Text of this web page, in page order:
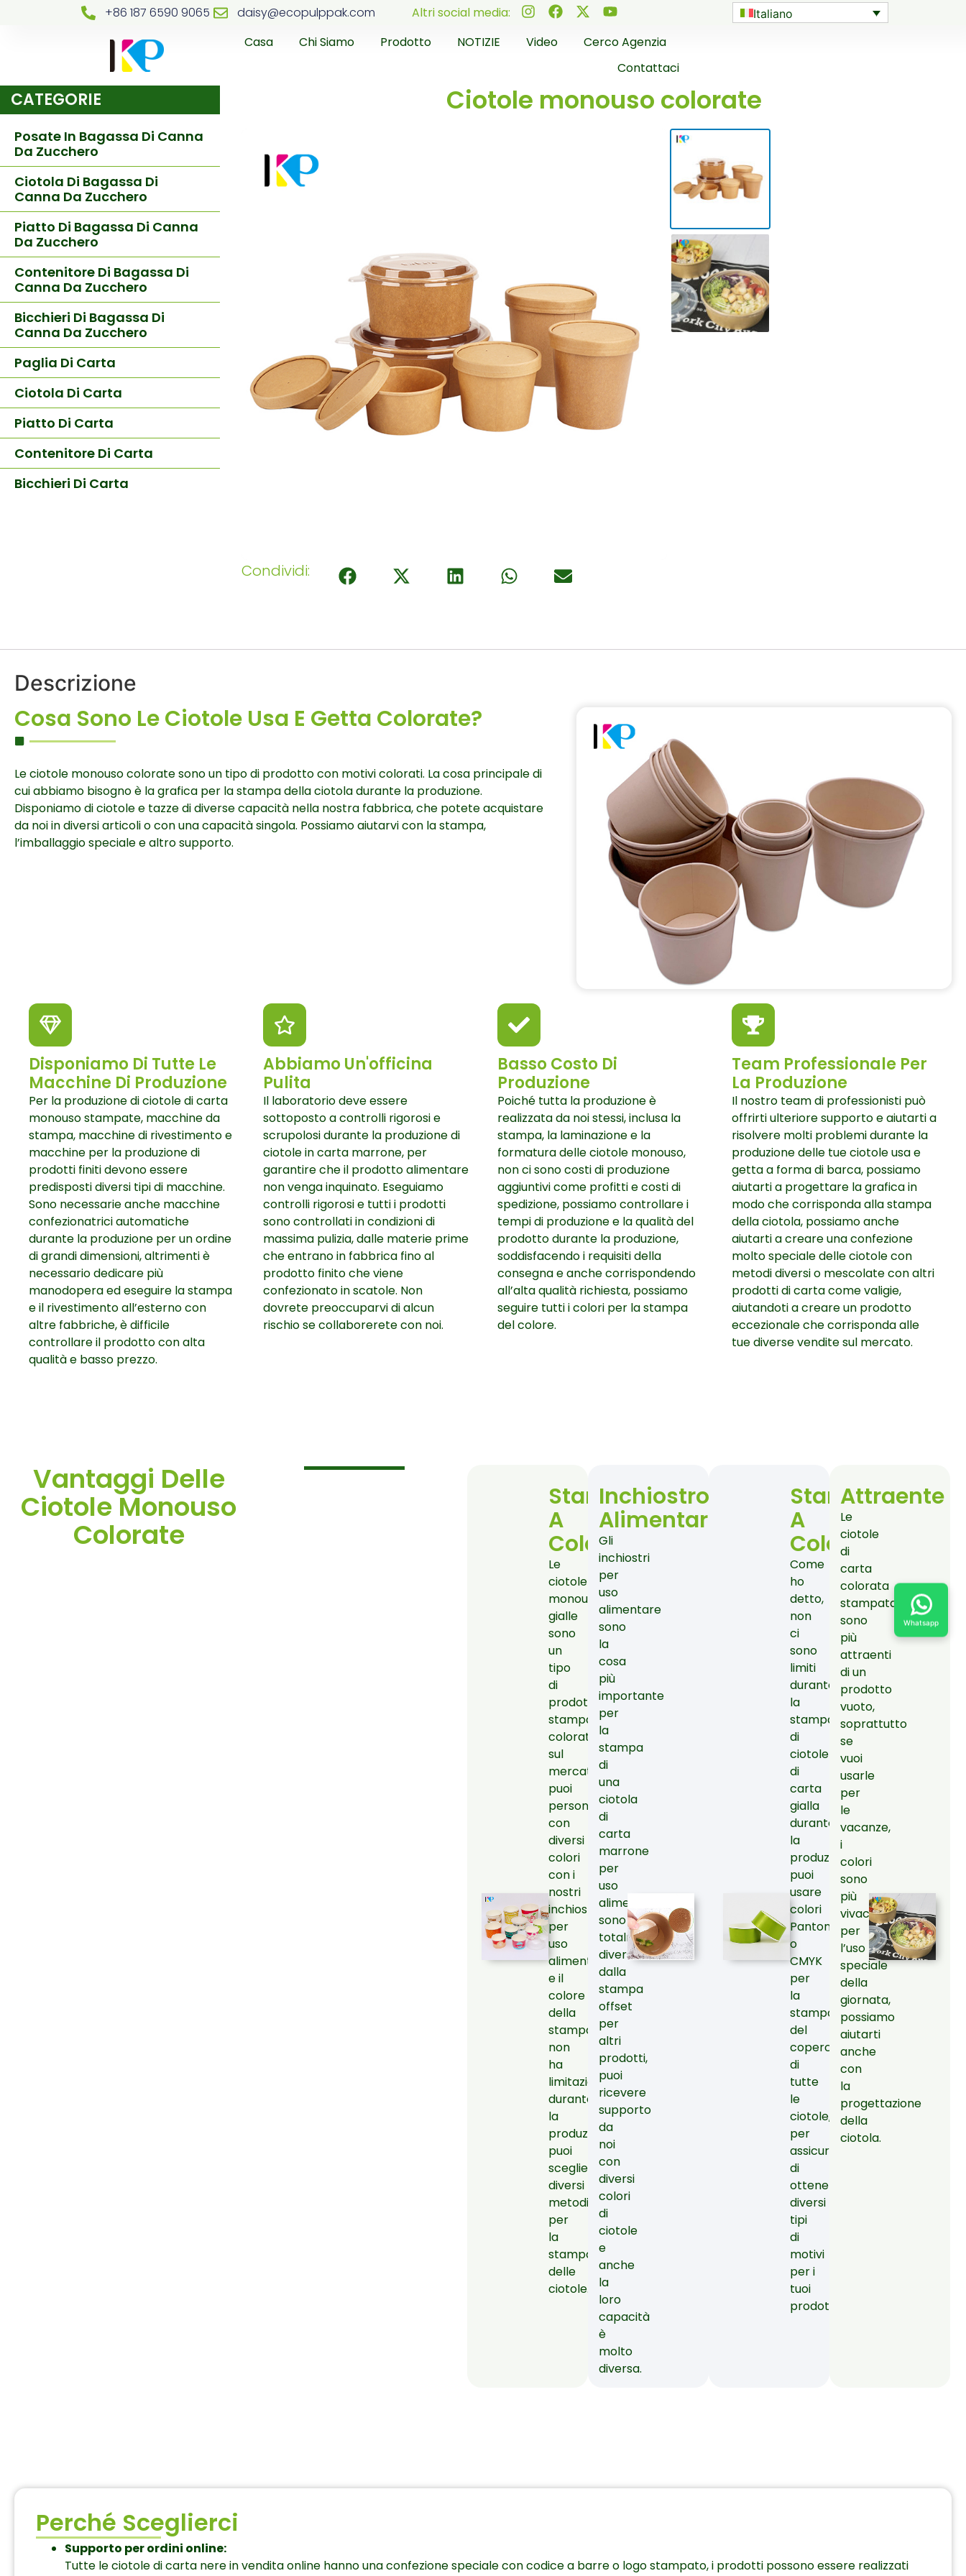
+86 187 6590 9065 daisy@ecopulppak.com Altri social media: Italiano
Casa Chi Siamo Prodotto NOTIZIE Video
Cerco Agenzia
Contattaci
CATEGORIE
Posate In Bagassa Di Canna
Da Zucchero
Ciotola Di Bagassa Di
Canna Da Zucchero
Piatto Di Bagassa Di Canna
Da Zucchero
Contenitore Di Bagassa Di
Canna Da Zucchero
Bicchieri Di Bagassa Di
Canna Da Zucchero
Paglia Di Carta
Ciotola Di Carta
Piatto Di Carta
Contenitore Di Carta
Bicchieri Di Carta
Ciotole monouso colorate
Condividi:
Descrizione
Cosa Sono Le Ciotole Usa E Getta Colorate?
Le ciotole monouso colorate sono un tipo di prodotto con motivi colorati. La cosa principale di
cui abbiamo bisogno è la grafica per la stampa della ciotola durante la produzione.
Disponiamo di ciotole e tazze di diverse capacità nella nostra fabbrica, che potete acquistare
da noi in diversi articoli o con una capacità singola. Possiamo aiutarvi con la stampa,
l’imballaggio speciale e altro supporto.
Disponiamo Di Tutte Le
Macchine Di Produzione
Per la produzione di ciotole di carta
monouso stampate, macchine da
stampa, macchine di rivestimento e
macchine per la produzione di
prodotti finiti devono essere
predisposti diversi tipi di macchine.
Sono necessarie anche macchine
confezionatrici automatiche
durante la produzione per un ordine
di grandi dimensioni, altrimenti è
necessario dedicare più
manodopera ed eseguire la stampa
e il rivestimento all’esterno con
altre fabbriche, è difficile
controllare il prodotto con alta
qualità e basso prezzo.
Abbiamo Un'officina
Pulita
Il laboratorio deve essere
sottoposto a controlli rigorosi e
scrupolosi durante la produzione di
ciotole in carta marrone, per
garantire che il prodotto alimentare
non venga inquinato. Eseguiamo
controlli rigorosi e tutti i prodotti
sono controllati in condizioni di
massima pulizia, dalle materie prime
che entrano in fabbrica fino al
prodotto finito che viene
confezionato in scatole. Non
dovrete preoccuparvi di alcun
rischio se collaborerete con noi.
Basso Costo Di
Produzione
Poiché tutta la produzione è
realizzata da noi stessi, inclusa la
stampa, la laminazione e la
formatura delle ciotole monouso,
non ci sono costi di produzione
aggiuntivi come profitti e costi di
spedizione, possiamo controllare i
tempi di produzione e la qualità del
prodotto durante la produzione,
soddisfacendo i requisiti della
consegna e anche corrispondendo
all’alta qualità richiesta, possiamo
seguire tutti i colori per la stampa
del colore.
Team Professionale Per
La Produzione
Il nostro team di professionisti può
offrirti ulteriore supporto e aiutarti a
risolvere molti problemi durante la
produzione delle tue ciotole usa e
getta a forma di barca, possiamo
aiutarti a progettare la grafica in
modo che corrisponda alla stampa
della ciotola, possiamo anche
aiutarti a creare una confezione
molto speciale delle ciotole con
metodi diversi o mescolate con altri
prodotti di carta come valigie,
aiutandoti a creare un prodotto
eccezionale che corrisponda alle
tue diverse vendite sul mercato.
Vantaggi Delle
Ciotole Monouso
Colorate
Stampa
A
Colori
Le
ciotole
monouso
gialle
sono
un
tipo
di
prodotto
stampato
colorato
sul
mercato,
puoi
personalizzarle
con
diversi
colori
con i
nostri
inchiostri
per
uso
alimentare
e il
colore
della
stampa
non
ha
limitazioni
durante
la
produzione,
puoi
scegliere
diversi
metodi
per
la
stampa
delle
ciotole.
Inchiostro
Alimentare
Gli
inchiostri
per
uso
alimentare
sono
la
cosa
più
importante
per
la
stampa
di
una
ciotola
di
carta
marrone
per
uso
alimentare,
sono
totalmente
diversi
dalla
stampa
offset
per
altri
prodotti,
puoi
ricevere
supporto
da
noi
con
diversi
colori
di
ciotole
e
anche
la
loro
capacità
è
molto
diversa.
Stampa
A
Colori
Come
ho
detto,
non
ci
sono
limiti
durante
la
stampa
di
ciotole
di
carta
gialla
durante
la
produzione,
puoi
usare
colori
Pantone
o
CMYK
per
la
stampa
del
coperchio
di
tutte
le
ciotole,
per
assicurarti
di
ottenere
diversi
tipi
di
motivi
per i
tuoi
prodotti.
Attraente
Le
ciotole
di
carta
colorata
stampata
sono
più
attraenti
di un
prodotto
vuoto,
soprattutto
se
vuoi
usarle
per
le
vacanze,
i
colori
sono
più
vivaci
per
l’uso
speciale
della
giornata,
possiamo
aiutarti
anche
con
la
progettazione
della
ciotola.
Perché Sceglierci
Supporto per ordini online:
Tutte le ciotole di carta nere in vendita online hanno una confezione speciale con codice a barre o logo stampato, i prodotti possono essere realizzati
Whatsapp